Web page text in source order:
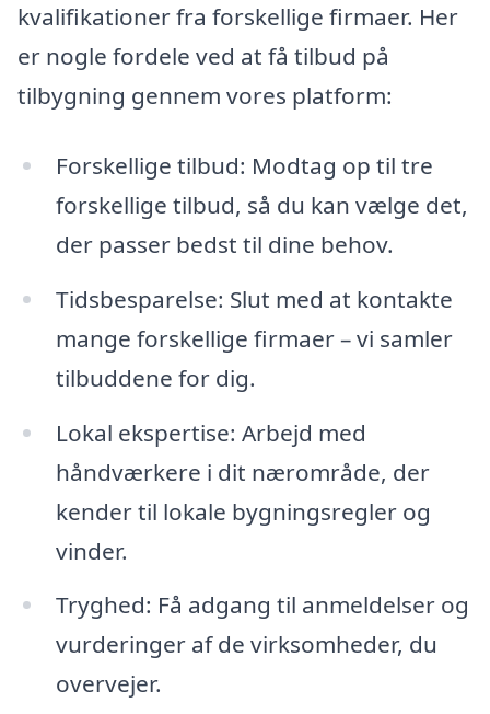
kvalifikationer fra forskellige firmaer. Her
er nogle fordele ved at få tilbud på
tilbygning gennem vores platform:
Forskellige tilbud: Modtag op til tre
forskellige tilbud, så du kan vælge det,
der passer bedst til dine behov.
Tidsbesparelse: Slut med at kontakte
mange forskellige firmaer – vi samler
tilbuddene for dig.
Lokal ekspertise: Arbejd med
håndværkere i dit nærområde, der
kender til lokale bygningsregler og
vinder.
Tryghed: Få adgang til anmeldelser og
vurderinger af de virksomheder, du
overvejer.